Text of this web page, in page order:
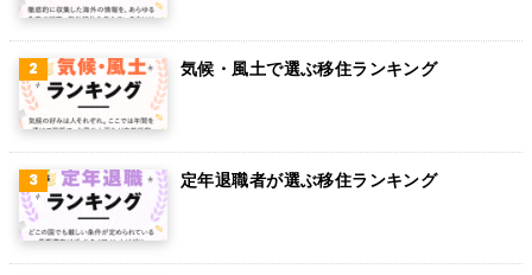
グアム
パラグアイ
アラブ首長国連邦
スウェーデン
ペルー
気候・風土で選ぶ移住ランキング
定年退職者が選ぶ移住ランキング